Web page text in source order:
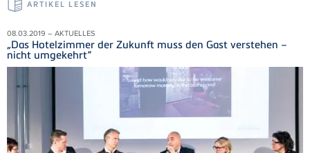
ARTIKEL LESEN
08.03.2019 – AKTUELLES
„Das Hotelzimmer der Zukunft muss den Gast verstehen –
nicht umgekehrt“